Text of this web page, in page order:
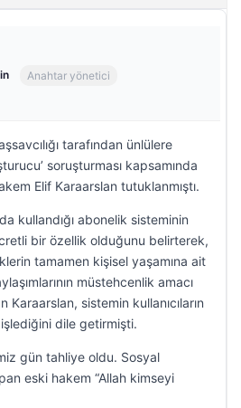
Anahtar yönetici
tarafından ünlülere
soruşturması kapsamında
Elif Karaarslan tutuklanmıştı.
kullandığı abonelik sisteminin
bir özellik olduğunu belirterek,
tamamen kişisel yaşamına ait
müstehcenlik amacı
Karaarslan, sistemin kullanıcıların
işlediğini dile getirmişti.
gün tahliye oldu. Sosyal
eski hakem “Allah kimseyi